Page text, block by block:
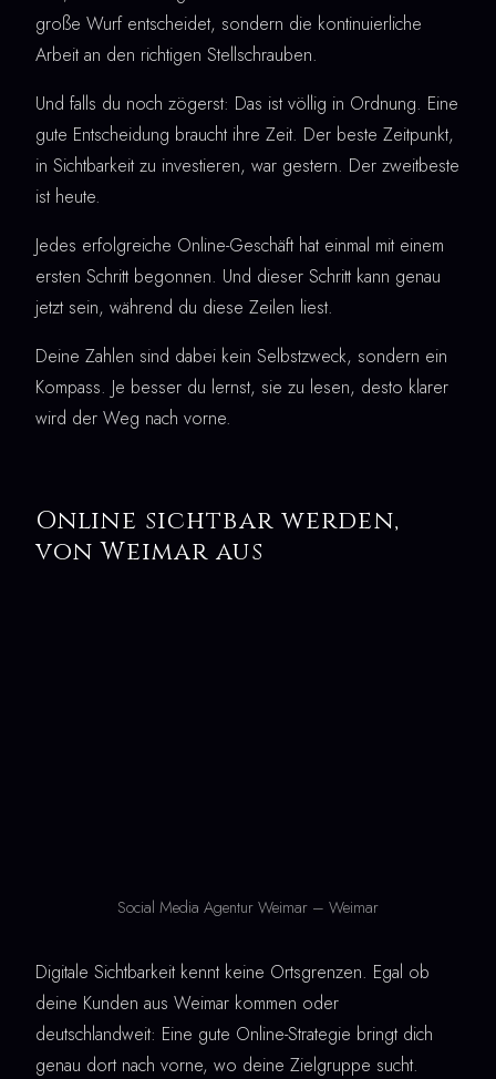
große Wurf entscheidet, sondern die kontinuierliche
Arbeit an den richtigen Stellschrauben.
Und falls du noch zögerst: Das ist völlig in Ordnung. Eine
gute Entscheidung braucht ihre Zeit. Der beste Zeitpunkt,
in Sichtbarkeit zu investieren, war gestern. Der zweitbeste
ist heute.
Jedes erfolgreiche Online-Geschäft hat einmal mit einem
ersten Schritt begonnen. Und dieser Schritt kann genau
jetzt sein, während du diese Zeilen liest.
Deine Zahlen sind dabei kein Selbstzweck, sondern ein
Kompass. Je besser du lernst, sie zu lesen, desto klarer
wird der Weg nach vorne.
Online sichtbar werden,
von Weimar aus
Social Media Agentur Weimar – Weimar
Digitale Sichtbarkeit kennt keine Ortsgrenzen. Egal ob
deine Kunden aus Weimar kommen oder
deutschlandweit: Eine gute Online-Strategie bringt dich
genau dort nach vorne, wo deine Zielgruppe sucht.